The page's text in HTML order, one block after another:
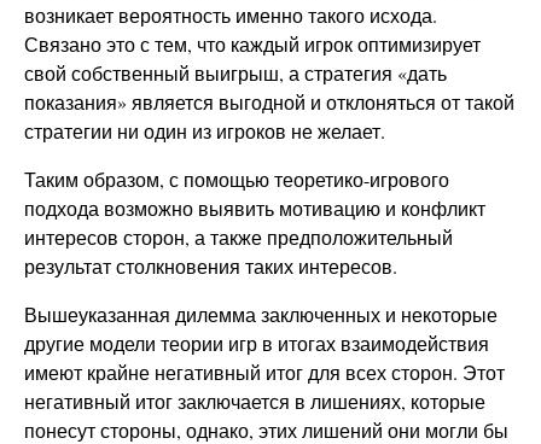
возникает вероятность именно такого исхода.
Связано это с тем, что каждый игрок оптимизирует
свой собственный выигрыш, а стратегия «дать
показания» является выгодной и отклоняться от такой
стратегии ни один из игроков не желает.
Таким образом, с помощью теоретико-игрового
подхода возможно выявить мотивацию и конфликт
интересов сторон, а также предположительный
результат столкновения таких интересов.
Вышеуказанная дилемма заключенных и некоторые
другие модели теории игр в итогах взаимодействия
имеют крайне негативный итог для всех сторон. Этот
негативный итог заключается в лишениях, которые
понесут стороны, однако, этих лишений они могли бы